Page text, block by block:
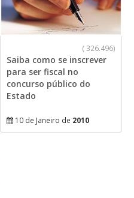
( 326.496)
Saiba como se inscrever
para ser fiscal no
concurso público do
Estado
10 de Janeiro de 2010